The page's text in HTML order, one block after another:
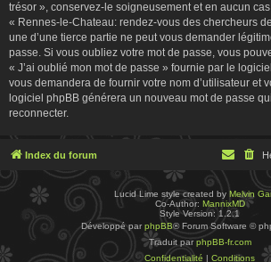
trésor », conservez-le soigneusement et en aucun
« Rennes-le-Chateau: rendez-vous des chercheurs
une d’une tierce partie ne peut vous demander
passe. Si vous oubliez votre mot de passe, vous
« J’ai oublié mon mot de passe » fournie par le
vous demandera de fournir votre nom d’utilisateur et
logiciel phpBB générera un nouveau mot de passe
reconnecter.
Index du forum
Lucid Lime style created by Melvin
Co-Author: MannixMD
Style Version: 1.2.1
Développé par phpBB® Forum Software ©
Traduit parphpBB-fr.com
Confidentialité | Conditions